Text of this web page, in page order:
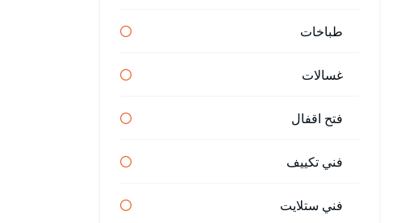
طباخات
غسالات
فتح اقفال
فني تكييف
فني ستلايت